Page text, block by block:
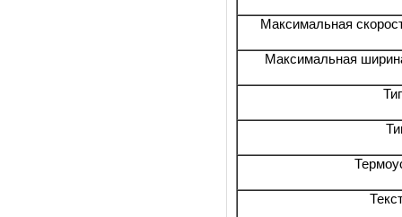
Максимальная
Максимальная